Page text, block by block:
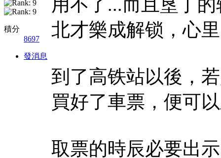
積分
8697
發消息
用不了...而且垦丁
北才樂成解锁，心
到了高铁站以後，
買好了車票，便可
取票的時辰必要出